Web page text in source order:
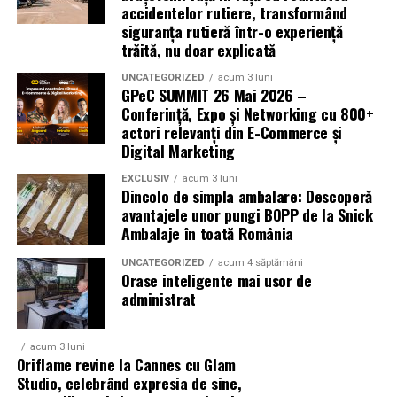
Mai multe detalii, imagini de la filmări, fragmente din
film, declarații din partea actorilor și informații despre
concursuri sunt disponibile pe paginile social media ale
filmului deFacebook,Instagram,TikTok
Adrian Pădurețu semnează imaginea filmului. De sunet
s-a ocupat Bogdan Ivanovici, de scenografie Anca
Miron, iar de costume Francisca Vass.
„În Pielea Mea”este un film produs de: CB MOTION
PICTURES.
Producător asociat: MAGNETIC MEDIA PRODUCTIONS
Producător: Claudiu Boboc
Producător executiv: Adela Mara
Manager producție: Iulia Cezara Roșu
accidentelor rutiere, transformând
siguranța rutieră într-o experiență
trăită, nu doar explicată
UNCATEGORIZED acum 3 luni
GPeC SUMMIT 26 Mai 2026 –
Conferință, Expo și Networking cu 800+
actori relevanți din E-Commerce și
Digital Marketing
EXCLUSIV acum 3 luni
Dincolo de simpla ambalare: Descoperă
avantajele unor pungi BOPP de la Snick
Ambalaje în toată România
UNCATEGORIZED acum 4 săptămâni
Orase inteligente mai usor de
administrat
acum 3 luni
Oriflame revine la Cannes cu Glam
Studio, celebrând expresia de sine,